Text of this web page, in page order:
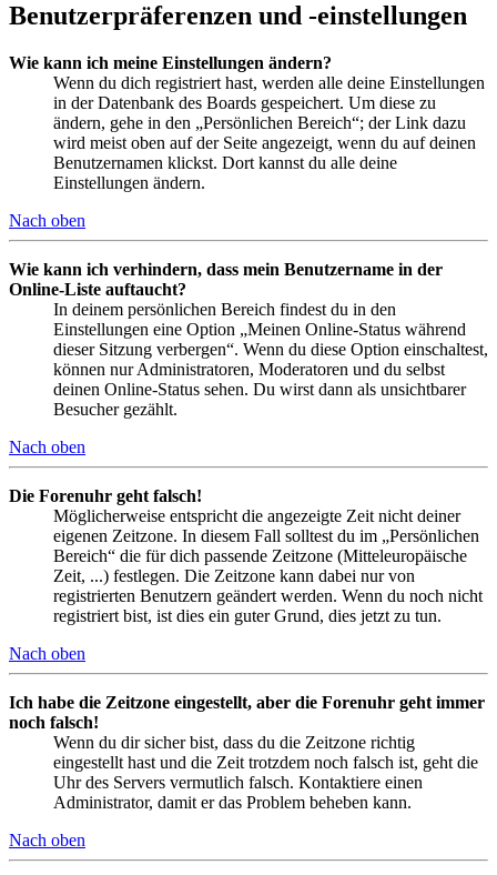
Benutzerpräferenzen und -einstellungen
Wie kann ich meine Einstellungen ändern?
Wenn du dich registriert hast, werden alle deine Einstellungen
in der Datenbank des Boards gespeichert. Um diese zu
ändern, gehe in den „Persönlichen Bereich“; der Link dazu
wird meist oben auf der Seite angezeigt, wenn du auf deinen
Benutzernamen klickst. Dort kannst du alle deine
Einstellungen ändern.
Nach oben
Wie kann ich verhindern, dass mein Benutzername in der
Online-Liste auftaucht?
In deinem persönlichen Bereich findest du in den
Einstellungen eine Option „Meinen Online-Status während
dieser Sitzung verbergen“. Wenn du diese Option einschaltest,
können nur Administratoren, Moderatoren und du selbst
deinen Online-Status sehen. Du wirst dann als unsichtbarer
Besucher gezählt.
Nach oben
Die Forenuhr geht falsch!
Möglicherweise entspricht die angezeigte Zeit nicht deiner
eigenen Zeitzone. In diesem Fall solltest du im „Persönlichen
Bereich“ die für dich passende Zeitzone (Mitteleuropäische
Zeit, ...) festlegen. Die Zeitzone kann dabei nur von
registrierten Benutzern geändert werden. Wenn du noch nicht
registriert bist, ist dies ein guter Grund, dies jetzt zu tun.
Nach oben
Ich habe die Zeitzone eingestellt, aber die Forenuhr geht immer
noch falsch!
Wenn du dir sicher bist, dass du die Zeitzone richtig
eingestellt hast und die Zeit trotzdem noch falsch ist, geht die
Uhr des Servers vermutlich falsch. Kontaktiere einen
Administrator, damit er das Problem beheben kann.
Nach oben